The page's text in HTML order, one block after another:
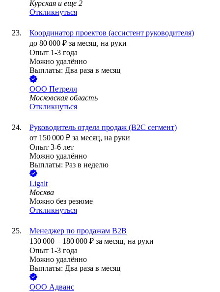
Курская и еще 2
Откликнуться
Координатор проектов (ассистент руководителя)
до 80 000 ₽ за месяц, на руки
Опыт 1-3 года
Можно удалённо
Выплаты: Два раза в месяц
ООО Петрелл
Московская область
Откликнуться
Руководитель отдела продаж (B2C сегмент)
от 150 000 ₽ за месяц, на руки
Опыт 3-6 лет
Можно удалённо
Выплаты: Раз в неделю
Ligalt
Москва
Можно без резюме
Откликнуться
Менеджер по продажам B2B
130 000 – 180 000 ₽ за месяц, на руки
Опыт 1-3 года
Можно удалённо
Выплаты: Два раза в месяц
ООО Адванс